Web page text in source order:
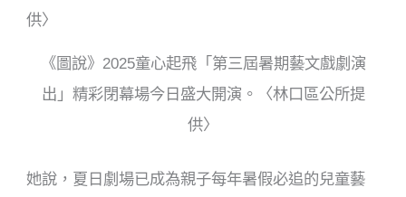
《圖說》2025童心起飛「第三屆暑期藝文戲劇演
出」精彩閉幕場今日盛大開演。〈林口區公所提
供〉
她說，夏日劇場已成為親子每年暑假必追的兒童藝